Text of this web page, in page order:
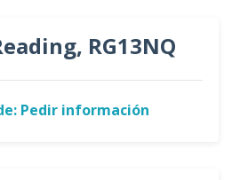
RG13NQ
Pedir información